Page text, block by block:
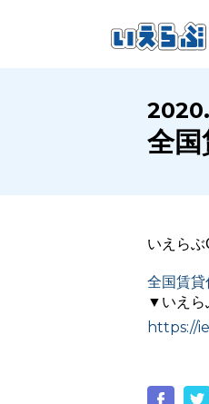
いえらぶ
幅広く支
いえらぶ
不動産業
いえらぶ
お客様の
いえらぶ
ニュース･
全
いえらぶ
全国賃
▼いえら
https://